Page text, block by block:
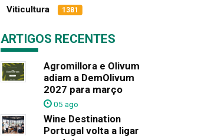
Viticultura 1381
ARTIGOS RECENTES
Agromillora e Olivum
adiam a DemOlivum
2027 para março
05 ago
Wine Destination
Portugal volta a ligar